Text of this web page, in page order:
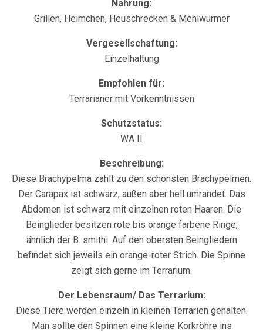
Nahrung:
Grillen, Heimchen, Heuschrecken & Mehlwürmer
Vergesellschaftung:
Einzelhaltung
Empfohlen für:
Terrarianer mit Vorkenntnissen
Schutzstatus:
WA II
Beschreibung:
Diese Brachypelma zählt zu den schönsten Brachypelmen.
Der Carapax ist schwarz, außen aber hell umrandet. Das
Abdomen ist schwarz mit einzelnen roten Haaren. Die
Beinglieder besitzen rote bis orange farbene Ringe,
ähnlich der B. smithi. Auf den obersten Beingliedern
befindet sich jeweils ein orange-roter Strich. Die Spinne
zeigt sich gerne im Terrarium.
Der Lebensraum/ Das Terrarium:
Diese Tiere werden einzeln in kleinen Terrarien gehalten.
Man sollte den Spinnen eine kleine Korkröhre ins